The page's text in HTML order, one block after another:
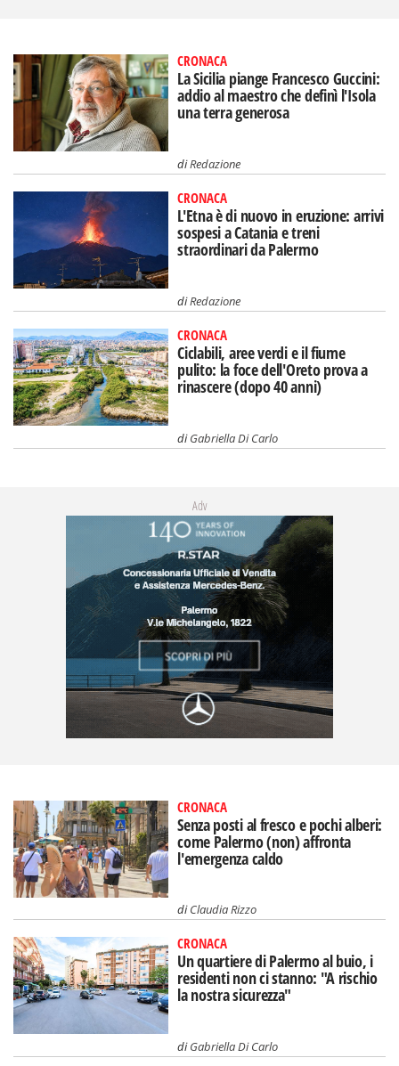
CRONACA
La Sicilia piange Francesco Guccini:
addio al maestro che definì l'Isola
una terra generosa
diRedazione
CRONACA
L'Etna è di nuovo in eruzione: arrivi
sospesi a Catania e treni
straordinari da Palermo
diRedazione
CRONACA
Ciclabili, aree verdi e il fiume
pulito: la foce dell'Oreto prova a
rinascere (dopo 40 anni)
diGabriella Di Carlo
Adv
CRONACA
Senza posti al fresco e pochi alberi:
come Palermo (non) affronta
l'emergenza caldo
diClaudia Rizzo
CRONACA
Un quartiere di Palermo al buio, i
residenti non ci stanno: "A rischio
la nostra sicurezza"
diGabriella Di Carlo